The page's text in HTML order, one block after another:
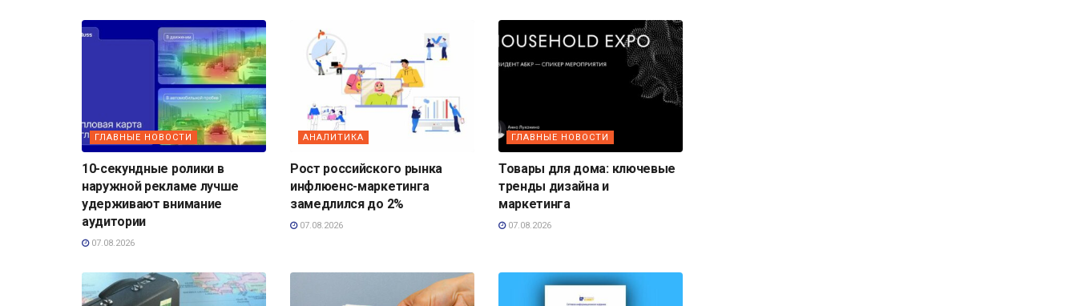
ГЛАВНЫЕ НОВОСТИ
10-секундные ролики в
наружной рекламе лучше
удерживают внимание
аудитории
07.08.2026
АНАЛИТИКА
Рост российского рынка
инфлюенс-маркетинга
замедлился до 2%
07.08.2026
ГЛАВНЫЕ НОВОСТИ
Товары для дома: ключевые
тренды дизайна и
маркетинга
07.08.2026